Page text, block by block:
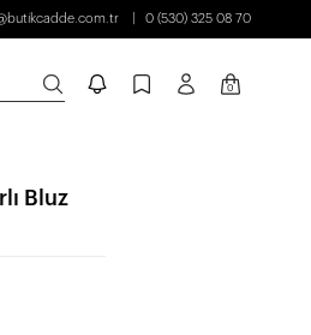
0 (530) 325 08 70
0
Bluz